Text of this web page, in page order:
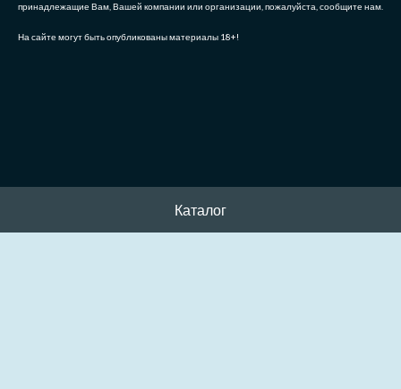
принадлежащие Вам, Вашей компании или организации, пожалуйста, сообщите нам.
На сайте могут быть опубликованы материалы 18+!
Каталог